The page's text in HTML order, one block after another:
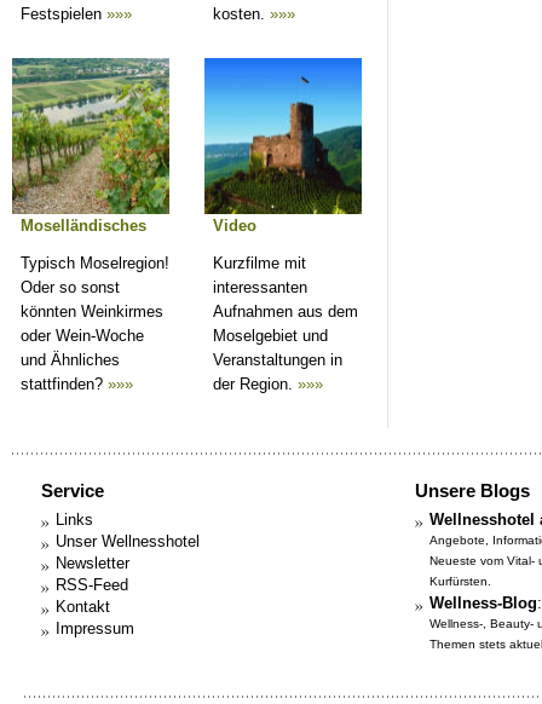
Festspielen »»»
kosten. »»»
Moselländisches
Typisch Moselregion!
Oder so sonst
könnten Weinkirmes
oder Wein-Woche
und Ähnliches
stattfinden? »»»
Video
Kurzfilme mit
interessanten
Aufnahmen aus dem
Moselgebiet und
Veranstaltungen in
der Region. »»»
Service
Links
Unser Wellnesshotel
Newsletter
RSS-Feed
Kontakt
Impressum
Unsere Blogs
Wellnesshotel
Angebote,
Neueste vom Vital-
Kurfürsten.
Wellness-Blog:
Wellness-, Beauty-
Themen stets